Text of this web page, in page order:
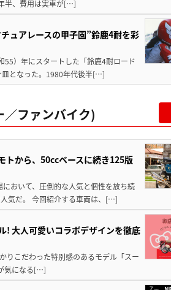
半、費用は実車が[…]
ュアレースの甲子園”鈴鹿4耐を彩
55）年にスタートした「鈴鹿4耐ロード
皿となった。1980年代後半[…]
ファンバイク)
トから、50ccベースに続き125版
おいて、圧倒的な人気と個性を放ち続
気だ。 今回紹介する車両は、[…]
! 大人可愛いコラボデザインを徹底
りこだわった特別感のあるモデル「スー
気になる[…]